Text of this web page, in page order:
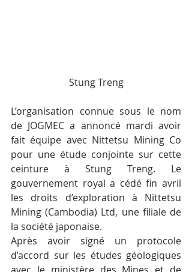
Stung Treng
L’organisation connue sous le nom
de JOGMEC a annoncé mardi avoir
fait équipe avec Nittetsu Mining Co
pour une étude conjointe sur cette
ceinture à Stung Treng. Le
gouvernement royal a cédé fin avril
les droits d’exploration à Nittetsu
Mining (Cambodia) Ltd, une filiale de
la société japonaise.
Après avoir signé un protocole
d’accord sur les études géologiques